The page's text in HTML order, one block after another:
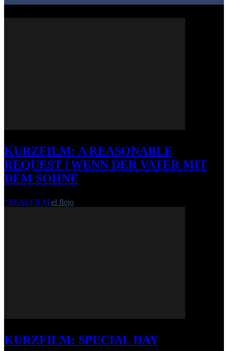
KURZFILM: A REASONABLE
REQUEST | WENN DER VATER MIT
DEM SOHNE
*REALFILM el flojo
KURZFILM: SPECIAL DAY